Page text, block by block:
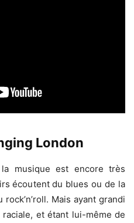
London
musique est encore très
écoutent du blues ou de la
Mais ayant grandi
et étant lui-même de